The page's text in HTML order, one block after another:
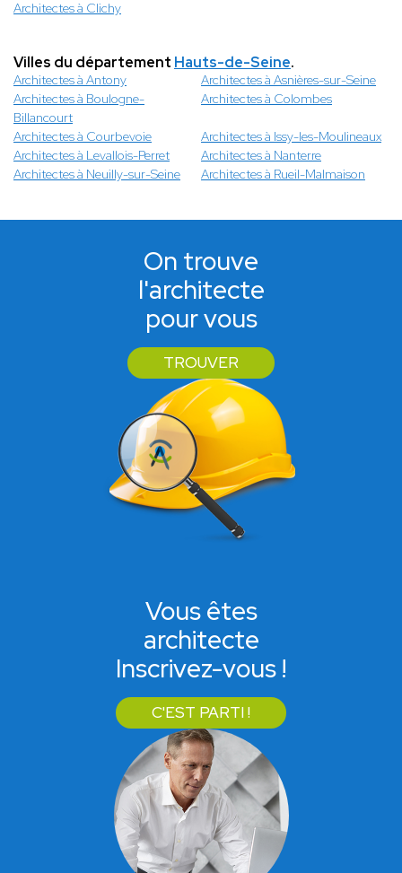
Architectes à Clichy
Villes du département Hauts-de-Seine.
Architectes à Antony
Architectes à Asnières-sur-Seine
Architectes à Boulogne-
Billancourt
Architectes à Colombes
Architectes à Courbevoie
Architectes à Issy-les-Moulineaux
Architectes à Levallois-Perret
Architectes à Nanterre
Architectes à Neuilly-sur-Seine
Architectes à Rueil-Malmaison
On trouve
l'architecte
pour vous
TROUVER
Vous êtes
architecte
Inscrivez-vous !
C'EST PARTI !